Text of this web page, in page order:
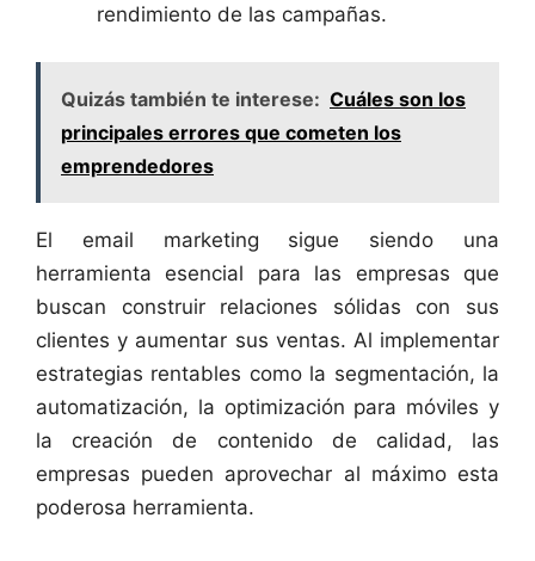
rendimiento de las campañas.
Quizás también te interese: Cuáles son los
principales errores que cometen los
emprendedores
El email marketing sigue siendo una
herramienta esencial para las empresas que
buscan construir relaciones sólidas con sus
clientes y aumentar sus ventas. Al implementar
estrategias rentables como la segmentación, la
automatización, la optimización para móviles y
la creación de contenido de calidad, las
empresas pueden aprovechar al máximo esta
poderosa herramienta.